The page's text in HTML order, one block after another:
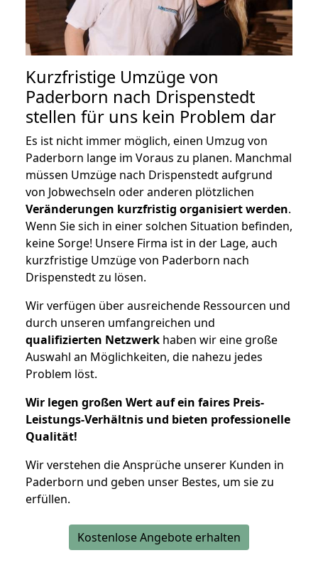
Kurzfristige Umzüge von
Paderborn nach Drispenstedt
stellen für uns kein Problem dar
Es ist nicht immer möglich, einen Umzug von
Paderborn lange im Voraus zu planen. Manchmal
müssen Umzüge nach Drispenstedt aufgrund
von Jobwechseln oder anderen plötzlichen
Veränderungen kurzfristig organisiert werden.
Wenn Sie sich in einer solchen Situation befinden,
keine Sorge! Unsere Firma ist in der Lage, auch
kurzfristige Umzüge von Paderborn nach
Drispenstedt zu lösen.
Wir verfügen über ausreichende Ressourcen und
durch unseren umfangreichen und
qualifizierten Netzwerk haben wir eine große
Auswahl an Möglichkeiten, die nahezu jedes
Problem löst.
Wir legen großen Wert auf ein faires Preis-
Leistungs-Verhältnis und bieten professionelle
Qualität!
Wir verstehen die Ansprüche unserer Kunden in
Paderborn und geben unser Bestes, um sie zu
erfüllen.
Kostenlose Angebote erhalten